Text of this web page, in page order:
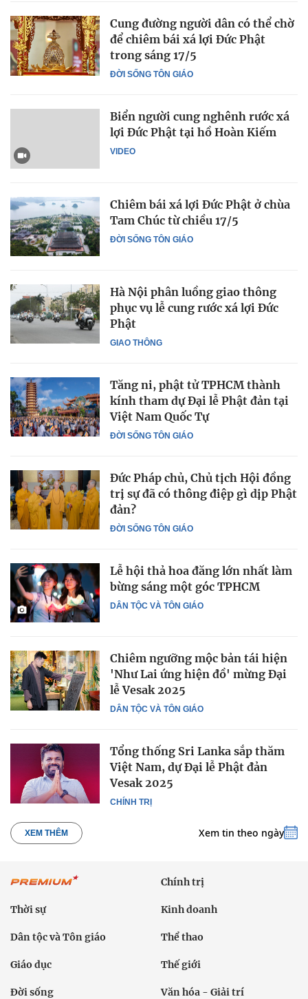
ĐỜI SỐNG TÔN GIÁO
Cung đường người dân có thể chờ
để chiêm bái xá lợi Đức Phật
trong sáng 17/5
VIDEO
Biển người cung nghênh rước xá
lợi Đức Phật tại hồ Hoàn Kiếm
ĐỜI SỐNG TÔN GIÁO
Chiêm bái xá lợi Đức Phật ở chùa
Tam Chúc từ chiều 17/5
GIAO THÔNG
Hà Nội phân luồng giao thông
phục vụ lễ cung rước xá lợi Đức
Phật
ĐỜI SỐNG TÔN GIÁO
Tăng ni, phật tử TPHCM thành
kính tham dự Đại lễ Phật đản tại
Việt Nam Quốc Tự
ĐỜI SỐNG TÔN GIÁO
Đức Pháp chủ, Chủ tịch Hội đồng
trị sự đã có thông điệp gì dịp Phật
đản?
DÂN TỘC VÀ TÔN GIÁO
Lễ hội thả hoa đăng lớn nhất làm
bừng sáng một góc TPHCM
DÂN TỘC VÀ TÔN GIÁO
Chiêm ngưỡng mộc bản tái hiện
'Như Lai ứng hiện đồ' mừng Đại
lễ Vesak 2025
CHÍNH TRỊ
Tổng thống Sri Lanka sắp thăm
Việt Nam, dự Đại lễ Phật đản
Vesak 2025
XEM THÊM Xem tin theo ngày
Chính trị
Thời sự Kinh doanh
Dân tộc và Tôn giáo Thể thao
Giáo dục Thế giới
Đời sống Văn hóa - Giải trí